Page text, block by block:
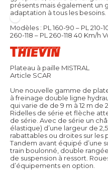
présents mais également un
adaptation à tous les besoins.
Modèles : PL 160-90 – PL 210-
260-118 – PL 260-118 40 Km/h
Plateau à paille MISTRAL
Article SCAR
Une nouvelle gamme de
à freinage double ligne
qui varie de de 9 m à 12 m de
Ridelles de série et flèche
de série. Avec de série un
élastique) d’une largeur de
rabattables ou droites sur les
Tandem avant équipé d’une
train boulonné, double
de suspension à ressort.
d’équipements en option.